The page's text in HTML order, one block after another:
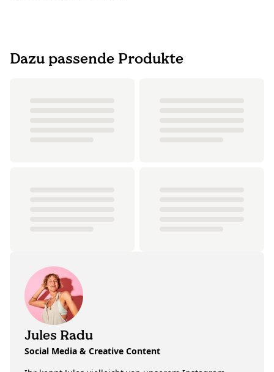
Dazu passende Produkte
Jules Radu
Social Media & Creative Content